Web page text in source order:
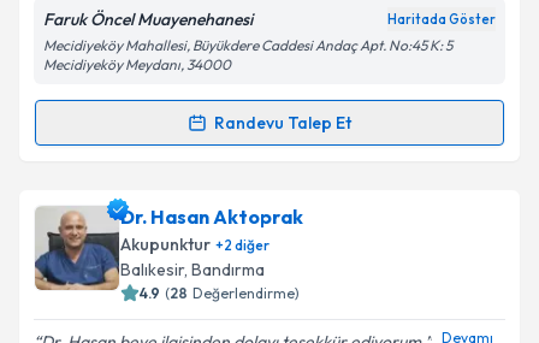
Kişisel verilerimin işlenmesine ilişkin
Aydınlatma
Metni'ni okudum ve kişisel verilerimin belirtilen
kapsamda işlenmesini kabul ediyorum.
Takvim Talebini Gönder
Faruk Öncel Muayenehanesi Haritada Göster
Mecidiyeköy Mahallesi, Büyükdere Caddesi Andaç Apt. No:45 K: 5
Mecidiyeköy Meydanı, 34000
Randevu Talep Et
Randevu Takvimi Talebi
Dr. Faruk Öncel için randevu takvimi talebi oluşturun.
Size bu uzmandan randevu almanız için bir takvim
hazırlandığında e-posta ile bilgilendireceğiz.
Dr. Hasan Aktoprak
Akupunktur +2 diğer
Balıkesir, Bandırma
4.9 (28 Değerlendirme)
Devamı